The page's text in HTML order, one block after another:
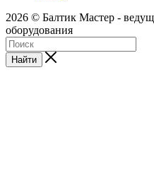
2026 © Балтик Мастер -
оборудования
Найти